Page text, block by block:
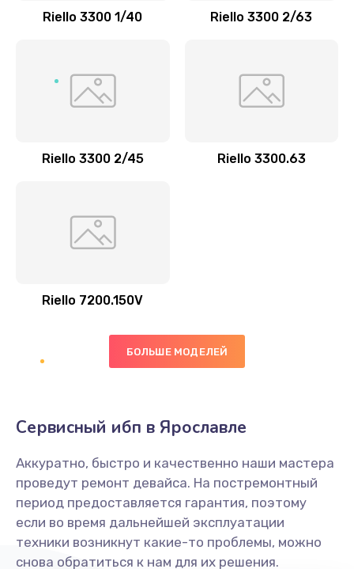
Riello 3300 1/40 Riello 3300 2/63
Riello 3300 2/45 Riello 3300.63
Riello 7200.150V
БОЛЬШЕ МОДЕЛЕЙ
Сервисный ибп в Ярославле
Аккуратно, быстро и качественно наши мастера
проведут ремонт девайса. На постремонтный
период предоставляется гарантия, поэтому
если во время дальнейшей эксплуатации
техники возникнут какие-то проблемы, можно
снова обратиться к нам для их решения.